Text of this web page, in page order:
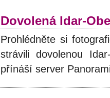
Dovolená Idar-
Prohlédněte si
strávili dovolenou
přínáší server